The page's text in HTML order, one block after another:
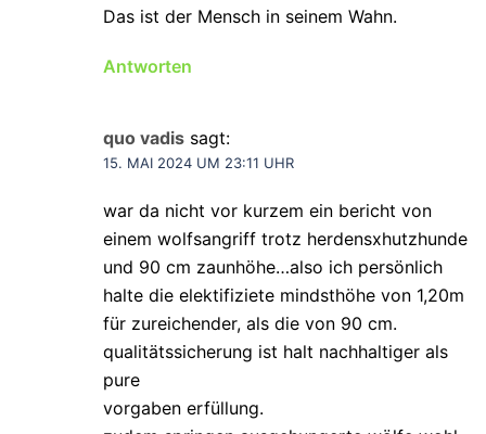
Das ist der Mensch in seinem Wahn.
Antworten
quo vadis sagt:
15. MAI 2024 UM 23:11 UHR
war da nicht vor kurzem ein bericht von
einem wolfsangriff trotz herdensxhutzhunde
und 90 cm zaunhöhe…also ich persönlich
halte die elektifiziete mindsthöhe von 1,20m
für zureichender, als die von 90 cm.
qualitätssicherung ist halt nachhaltiger als
pure
vorgaben erfüllung.